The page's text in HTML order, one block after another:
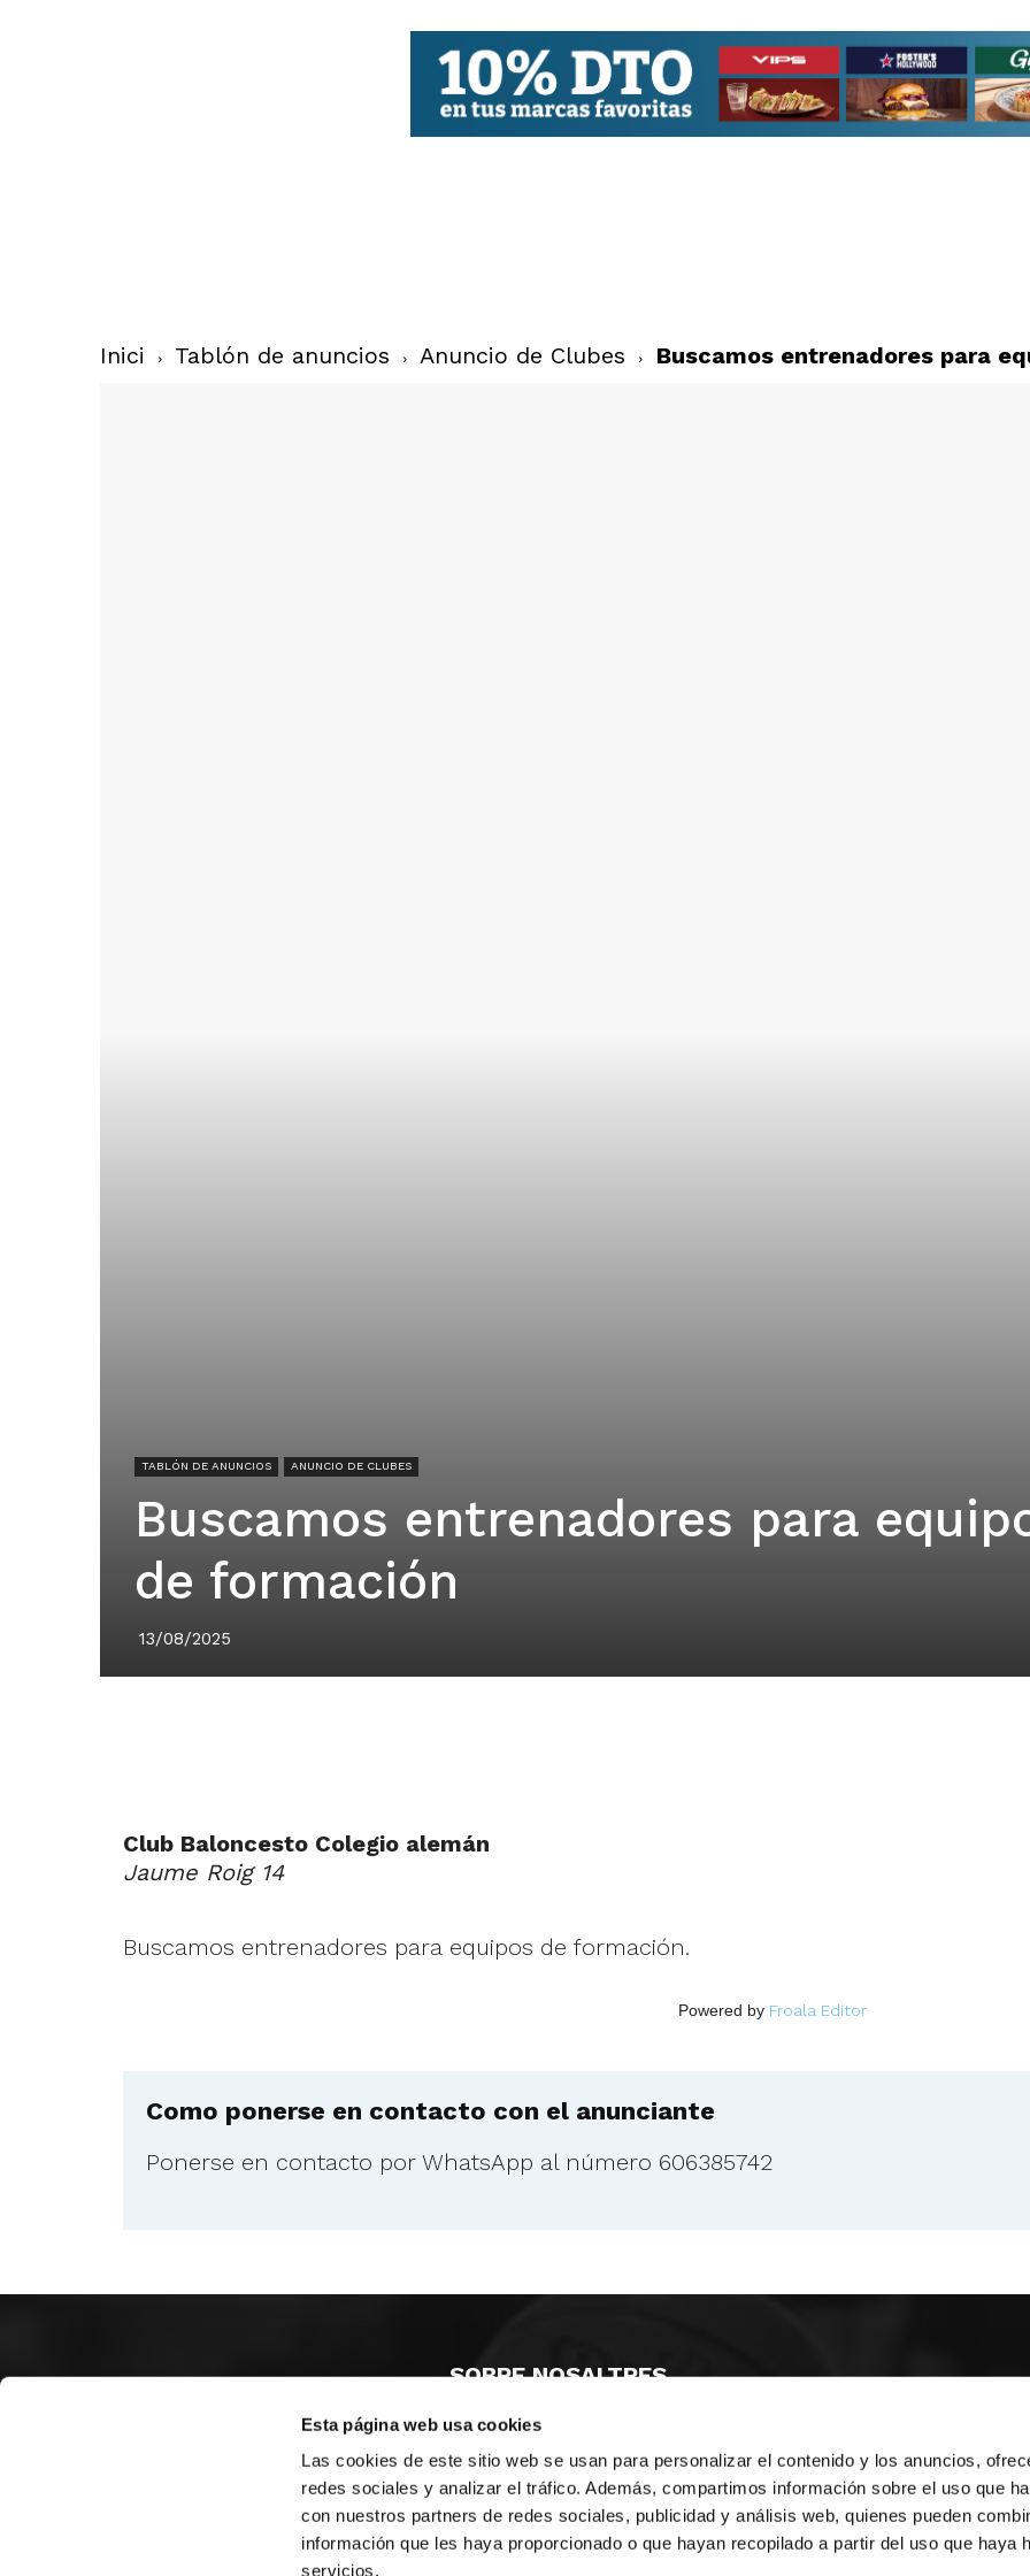
Esta página web usa cookies
Las cookies de este sitio web se usan para personalizar el contenido y los anuncios,
redes sociales y analizar el tráfico. Además, compartimos información sobre el uso que
con nuestros partners de redes sociales, publicidad y análisis web, quienes pueden
información que les haya proporcionado o que hayan recopilado a partir del uso que haya
servicios.
Inici Tablón de anuncios Anuncio de Clubes Buscamos entrenadores para
TABLÓN DE ANUNCIOS ANUNCIO DE CLUBES
Buscamos entrenadores para
de formación
13/08/2025
Club Baloncesto Colegio alemán
Jaume Roig 14
Buscamos entrenadores para equipos de formación.
Powered by Froala Editor
Como ponerse en contacto con el anunciante
Ponerse en contacto por WhatsApp al número 606385742
SOBRE NOSALTRES
CASTELLÓ
VALÈNCIA
MONESTIR DE POBLET 14 1ª 3º
ALACANT
CIUDAD DE MATANZAS 12
fbcv@fbcv.es